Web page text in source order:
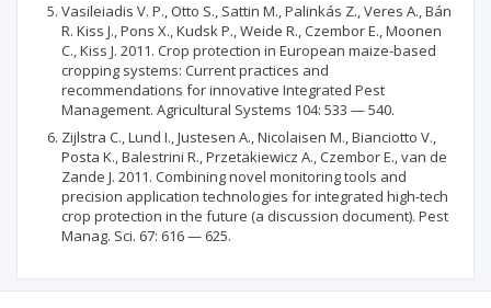
Vasileiadis V. P., Otto S., Sattin M., Palinkás Z., Veres A., Bán
R. Kiss J., Pons X., Kudsk P., Weide R., Czembor E., Moonen
C., Kiss J. 2011. Crop protection in European maize-based
cropping systems: Current practices and
recommendations for innovative Integrated Pest
Management. Agricultural Systems 104: 533 — 540.
Zijlstra C., Lund I., Justesen A., Nicolaisen M., Bianciotto V.,
Posta K., Balestrini R., Przetakiewicz A., Czembor E., van de
Zande J. 2011. Combining novel monitoring tools and
precision application technologies for integrated high-tech
crop protection in the future (a discussion document). Pest
Manag. Sci. 67: 616 — 625.